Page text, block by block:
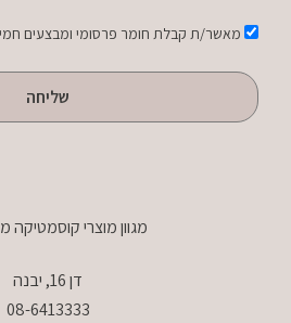
אישורמאשר/ת קבלת חומר פרסומי ומבצעים
שליחה
מגוון מוצרי
דן 16, יבנה
08-6413333